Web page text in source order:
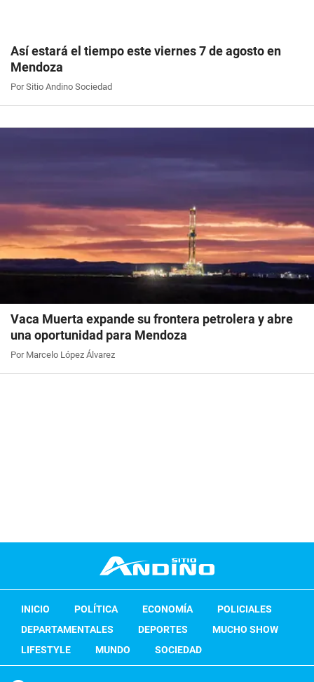
Así estará el tiempo este viernes 7 de agosto en
Mendoza
Por Sitio Andino Sociedad
Vaca Muerta expande su frontera petrolera y abre
una oportunidad para Mendoza
Por Marcelo López Álvarez
INICIO POLÍTICA ECONOMÍA
POLICIALES
DEPARTAMENTALES
DEPORTES
MUCHO SHOW
LIFESTYLE
MUNDO SOCIEDAD